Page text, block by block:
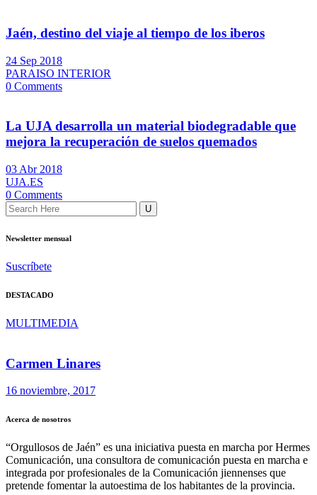
Jaén, destino del viaje al tiempo de los iberos
24 Sep 2018
PARAISO INTERIOR
0 Comments
La UJA desarrolla un material biodegradable que
mejora la recuperación de suelos quemados
03 Abr 2018
UJA.ES
0 Comments
Newsletter mensual
Suscríbete
DESTACADO
MULTIMEDIA
Carmen Linares
16 noviembre, 2017
Acerca de nosotros
“Orgullosos de Jaén” es una iniciativa puesta en marcha por Hermes
Comunicación, una consultora de comunicación puesta en marcha e
integrada por profesionales de la Comunicación jiennenses que
pretende fomentar la autoestima de los habitantes de la provincia.